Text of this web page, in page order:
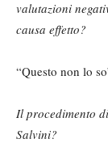
valutazioni
causa effetto?
“Questo non lo
Il procedimento
Salvini?